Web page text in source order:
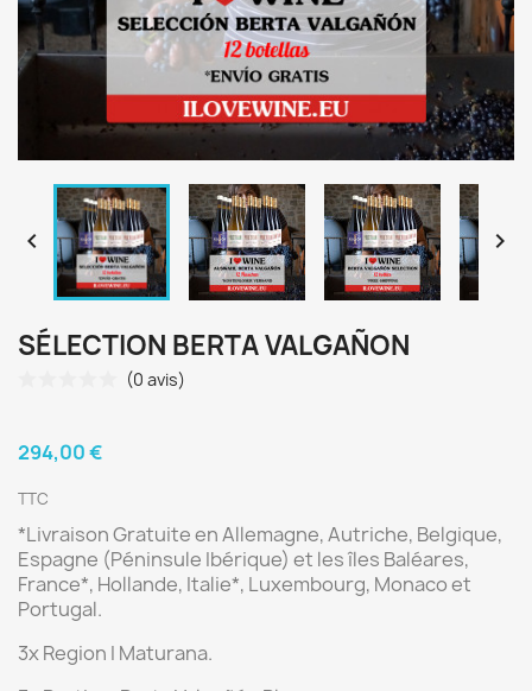
 
SÉLECTION BERTA VALGAÑON
(0 avis)
294,00 €
TTC
*Livraison Gratuiteen Allemagne, Autriche, Belgique,
Espagne (Péninsule Ibérique) et les îles Baléares,
France*, Hollande, Italie*, Luxembourg, Monaco et
Portugal.
3x Region I Maturana.